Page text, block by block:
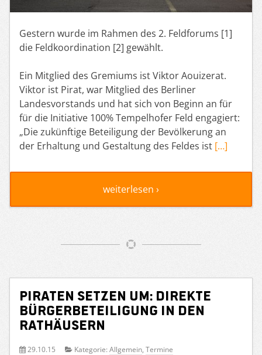
Gestern wurde im Rahmen des 2. Feldforums [1]
die Feldkoordination [2] gewählt.
Ein Mitglied des Gremiums ist Viktor Aouizerat.
Viktor ist Pirat, war Mitglied des Berliner
Landesvorstands und hat sich von Beginn an für
für die Initiative 100% Tempelhofer Feld engagiert:
„Die zukünftige Beteiligung der Bevölkerung an
der Erhaltung und Gestaltung des Feldes ist […]
weiterlesen ›
Piraten setzen um: Direkte
Bürgerbeteiligung in den
Rathäusern
29.10.15 Kategorie: Allgemein, Termine